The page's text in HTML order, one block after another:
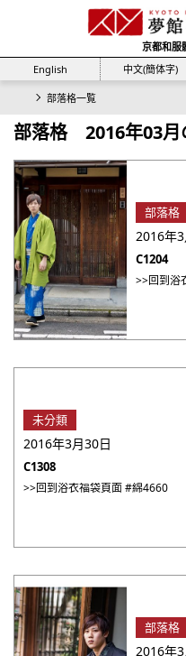
京都和
English
中文(簡体字)
部落格一覧
部落格 2016年03月
部落格
2016年
C1204
>>回到浴
未分類
2016年3月30日
C1308
>>回到浴衣福袋頁面 #綿4660
部落格
2016年